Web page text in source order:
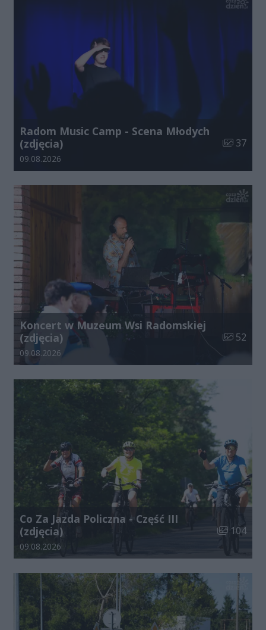
Radom Music Camp - Scena Młodych
(zdjęcia)
Liczba
37
Data dodania galerii:
09.08.2026
Koncert w Muzeum Wsi Radomskiej
(zdjęcia)
Liczba
52
Data dodania galerii:
09.08.2026
Co Za Jazda Policzna - Część III
(zdjęcia)
Liczba
104
Data dodania galerii:
09.08.2026